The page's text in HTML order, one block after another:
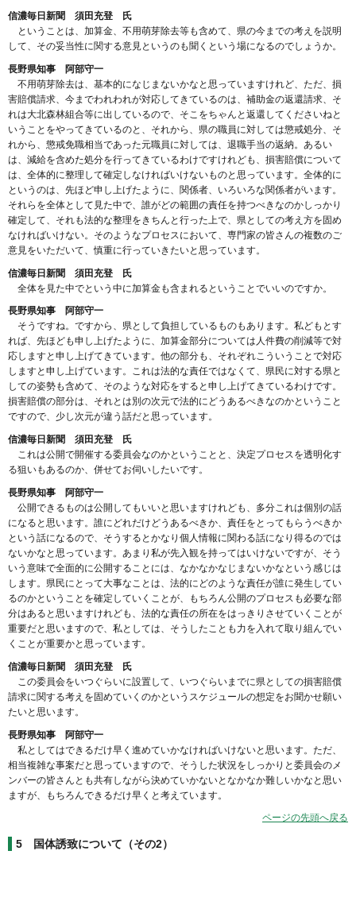
信濃毎日新聞 須田充登 氏
ということは、加算金、不用萌芽除去等も含めて、県の今までの考えを説明
して、その妥当性に関する意見というのも聞くという場になるのでしょうか。
長野県知事 阿部守一
不用萌芽除去は、基本的になじまないかなと思っていますけれど、ただ、損
害賠償請求、今までわれわれが対応してきているのは、補助金の返還請求、そ
れは大北森林組合等に出しているので、そこをちゃんと返還してくださいねと
いうことをやってきているのと、それから、県の職員に対しては懲戒処分、そ
れから、懲戒免職相当であった元職員に対しては、退職手当の返納。あるい
は、減給を含めた処分を行ってきているわけですけれども、損害賠償について
は、全体的に整理して確定しなければいけないものと思っています。全体的に
というのは、先ほど申し上げたように、関係者、いろいろな関係者がいます。
それらを全体として見た中で、誰がどの範囲の責任を持つべきなのかしっかり
確定して、それも法的な整理をきちんと行った上で、県としての考え方を固め
なければいけない。そのようなプロセスにおいて、専門家の皆さんの複数のご
意見をいただいて、慎重に行っていきたいと思っています。
信濃毎日新聞 須田充登 氏
全体を見た中でという中に加算金も含まれるということでいいのですか。
長野県知事 阿部守一
そうですね。ですから、県として負担しているものもあります。私どもとす
れば、先ほども申し上げたように、加算金部分については人件費の削減等で対
応しますと申し上げてきています。他の部分も、それぞれこういうことで対応
しますと申し上げています。これは法的な責任ではなくて、県民に対する県と
しての姿勢も含めて、そのような対応をすると申し上げてきているわけです。
損害賠償の部分は、それとは別の次元で法的にどうあるべきなのかということ
ですので、少し次元が違う話だと思っています。
信濃毎日新聞 須田充登 氏
これは公開で開催する委員会なのかということと、決定プロセスを透明化す
る狙いもあるのか、併せてお伺いしたいです。
長野県知事 阿部守一
公開できるものは公開してもいいと思いますけれども、多分これは個別の話
になると思います。誰にどれだけどうあるべきか、責任をとってもらうべきか
という話になるので、そうするとかなり個人情報に関わる話になり得るのでは
ないかなと思っています。あまり私が先入観を持ってはいけないですが、そう
いう意味で全面的に公開することには、なかなかなじまないかなという感じは
します。県民にとって大事なことは、法的にどのような責任が誰に発生してい
るのかということを確定していくことが、もちろん公開のプロセスも必要な部
分はあると思いますけれども、法的な責任の所在をはっきりさせていくことが
重要だと思いますので、私としては、そうしたことも力を入れて取り組んでい
くことが重要かと思っています。
信濃毎日新聞 須田充登 氏
この委員会をいつぐらいに設置して、いつぐらいまでに県としての損害賠償
請求に関する考えを固めていくのかというスケジュールの想定をお聞かせ願い
たいと思います。
長野県知事 阿部守一
私としてはできるだけ早く進めていかなければいけないと思います。ただ、
相当複雑な事案だと思っていますので、そうした状況をしっかりと委員会のメ
ンバーの皆さんとも共有しながら決めていかないとなかなか難しいかなと思い
ますが、もちろんできるだけ早くと考えています。
ページの先頭へ戻る
5 国体誘致について（その2）